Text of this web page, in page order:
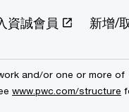
資誠會員 新增/
and/or one or more of
www.pwc.com/structure